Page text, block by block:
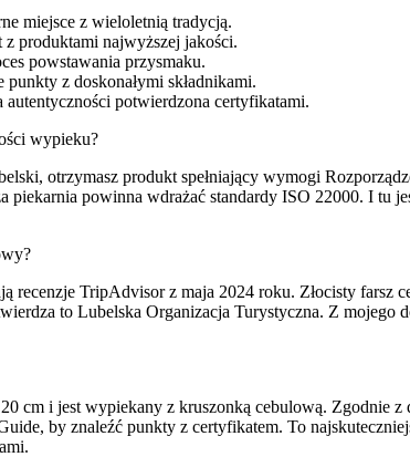
miejsce z wieloletnią tradycją.
produktami najwyższej jakości.
powstawania przysmaku.
z doskonałymi składnikami.
potwierdzona certyfikatami.
wypieku?
otrzymasz produkt spełniający wymogi
piekarnia powinna wdrażać standardy ISO 22000. I
recenzje TripAdvisor z maja 2024 roku. Złocisty
to Lubelska Organizacja Turystyczna. Z
cm i jest wypiekany z kruszonką cebulową. Zgodnie
by znaleźć punkty z certyfikatem. To